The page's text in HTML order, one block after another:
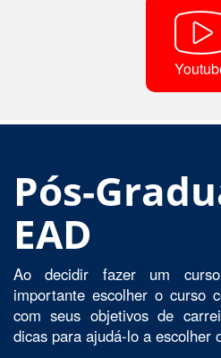
Pós-
EAD
Ao decidir fazer um
importante escolher o curso
com seus objetivos de
dicas para ajudá-lo a escolher